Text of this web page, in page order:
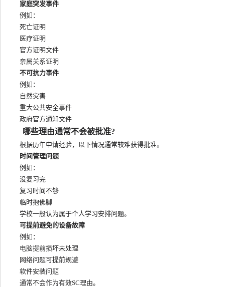
家庭突发事件
例如：
死亡证明
医疗证明
官方证明文件
亲属关系证明
不可抗力事件
例如：
自然灾害
重大公共安全事件
政府官方通知文件
哪些理由通常不会被批准?
根据历年申请经验，以下情况通常较难获得批准。
时间管理问题
例如：
没复习完
复习时间不够
临时抱佛脚
学校一般认为属于个人学习安排问题。
可提前避免的设备故障
例如：
电脑提前损坏未处理
网络问题可提前规避
软件安装问题
通常不会作为有效SC理由。